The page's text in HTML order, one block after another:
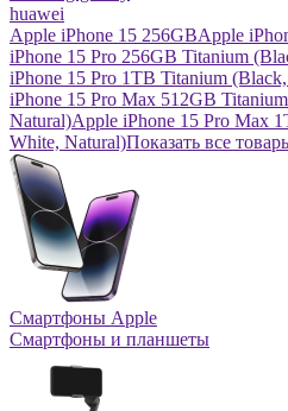
huawei
Apple iPhone 15 256GBApple
iPhone 15 Pro 256GB Titanium
iPhone 15 Pro 1TB Titanium
iPhone 15 Pro Max 512GB
Natural)Apple iPhone 15 Pro Max
White, Natural)Показать все
Смартфоны Apple
Смартфоны и планшеты